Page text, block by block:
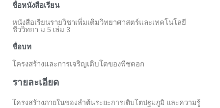
ชื่อหนังสือเรียน
หนังสือเรียนรายวิชาเพิ่มเติมวิทยาศาสตร์และเทคโนโลยี
ชีววิทยา ม.5 เล่ม 3
ชื่อบท
โครงสร้างและการเจริญเติบโตของพืชดอก
รายละเอียด
โครงสร้างภายในของลำต้นระยะการเติบโตปฐมภูมิ และความรู้